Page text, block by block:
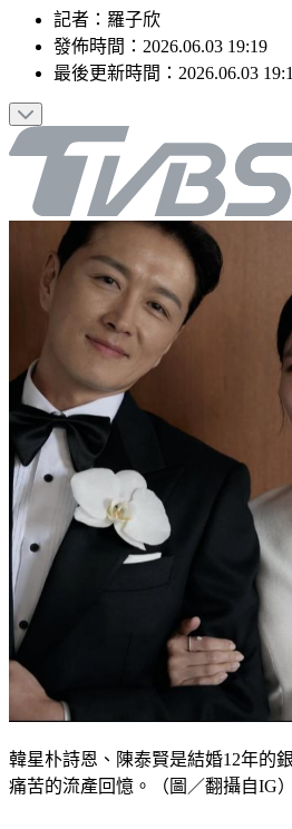
記者 ： 羅子欣
發佈時間： 2026.06.03 19:19
最後更新時間： 2026.06.03
韓星朴詩恩、陳泰賢是結婚12年的
痛苦的流產回憶。（圖／翻攝自IG）